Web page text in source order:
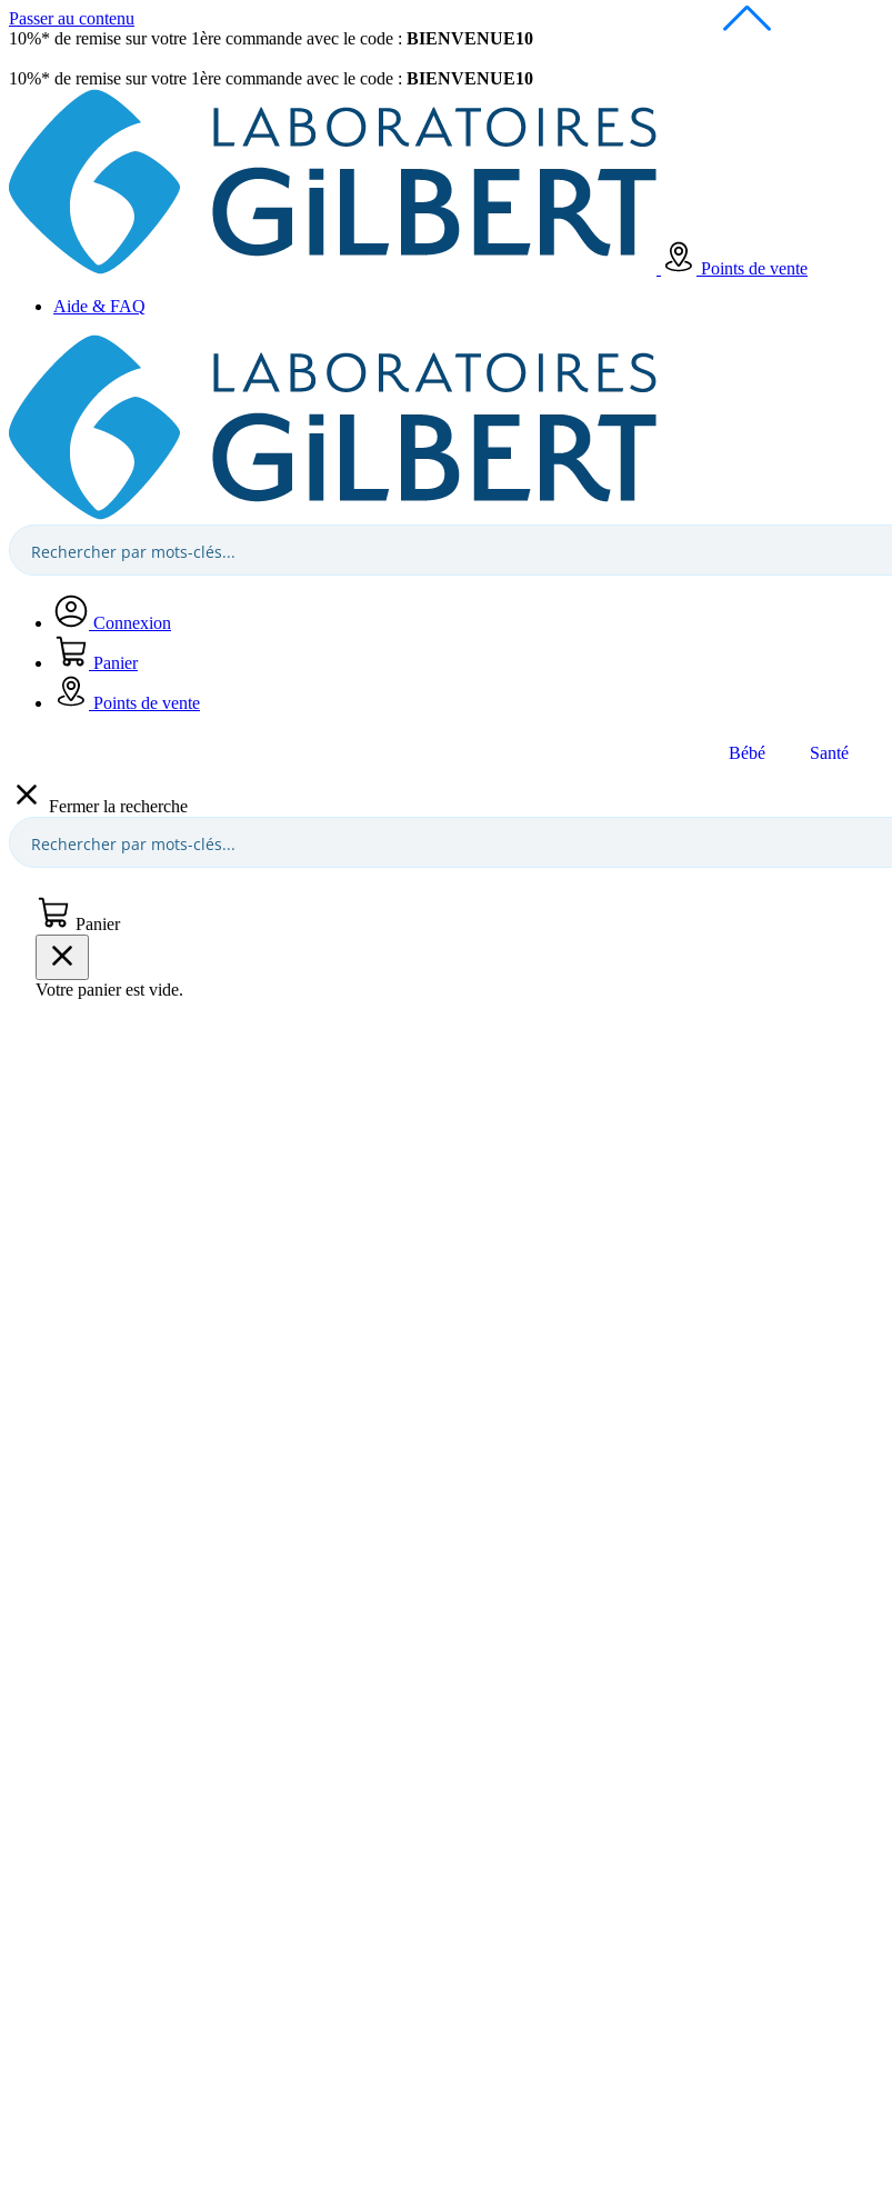
Passer au contenu
10%* de remise sur votre 1ère commande avec le code : BIENVENUE10
10%* de remise sur votre 1ère commande avec le code : BIENVENUE10
Points de vente
Aide & FAQ
Connexion
Panier
Points de vente
Bébé Santé
Fermer la recherche
Panier
Votre panier est vide.